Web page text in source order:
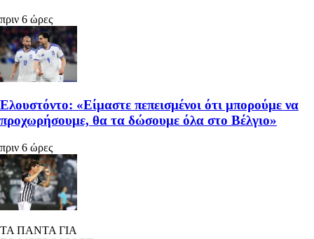
πριν 6 ώρες
Ελουστόντο: «Είμαστε πεπεισμένοι ότι μπορούμε να
προχωρήσουμε, θα τα δώσουμε όλα στο Βέλγιο»
πριν 6 ώρες
ΤΑ ΠΑΝΤΑ ΓΙΑ